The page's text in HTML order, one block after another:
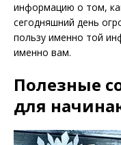
информацию о том,
сегодняшний день
пользу именно той
именно вам.
Полезные
для